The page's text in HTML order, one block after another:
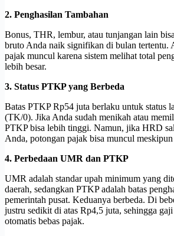
2. Penghasilan Tambahan
Bonus, THR, lembur, atau tunjangan lain
bruto Anda naik signifikan di bulan tertentu.
pajak muncul karena sistem melihat total
lebih besar.
3. Status PTKP yang Berbeda
Batas PTKP Rp54 juta berlaku untuk status
(TK/0). Jika Anda sudah menikah atau
PTKP bisa lebih tinggi. Namun, jika HRD
Anda, potongan pajak bisa muncul
4. Perbedaan UMR dan PTKP
UMR adalah standar upah minimum yang
daerah, sedangkan PTKP adalah batas
pemerintah pusat. Keduanya berbeda. Di
justru sedikit di atas Rp4,5 juta, sehingga
otomatis bebas pajak.